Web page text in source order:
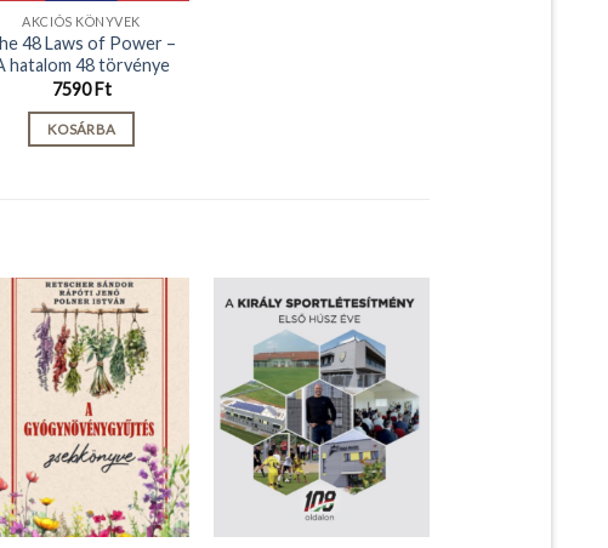
AKCIÓS KÖNYVEK
48 Laws of Power –
hatalom 48 törvénye
7590Ft
KOSÁRBA